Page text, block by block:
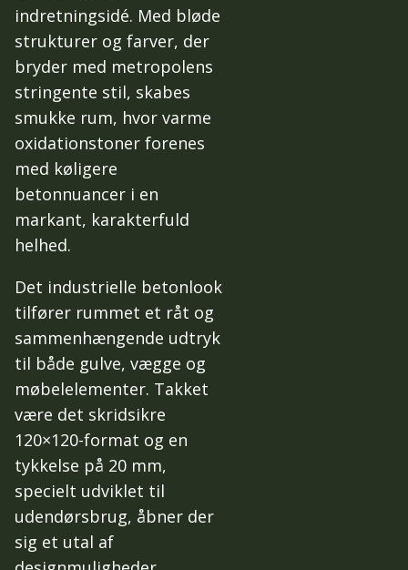
indretningsidé. Med bløde
strukturer og farver, der
bryder med metropolens
stringente stil, skabes
smukke rum, hvor varme
oxidationstoner forenes
med køligere
betonnuancer i en
markant, karakterfuld
helhed.
Det industrielle betonlook
tilfører rummet et råt og
sammenhængende udtryk
til både gulve, vægge og
møbelelementer. Takket
være det skridsikre
120×120-format og en
tykkelse på 20 mm,
specielt udviklet til
udendørsbrug, åbner der
sig et utal af